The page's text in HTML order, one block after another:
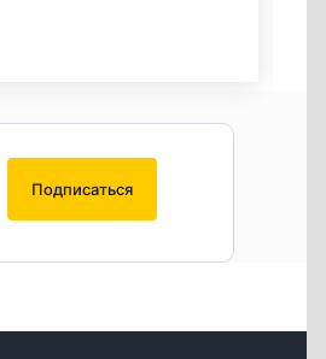
Подписаться